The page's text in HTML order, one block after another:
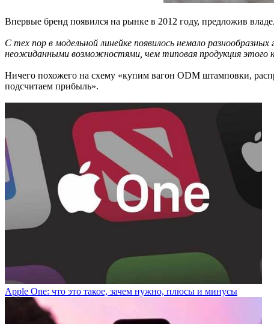
Впервые бренд появился на рынке в 2012 году, предложив
С тех пор в модельной линейке появилось немало
неожиданными возможностями, чем типовая продукция этого
Ничего похожего на схему «купим вагон ODM штамповки,
подсчитаем прибыль».
Apple One: что это такое, зачем нужно, плюсы и минусы